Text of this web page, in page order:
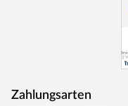
Zahlungsarten